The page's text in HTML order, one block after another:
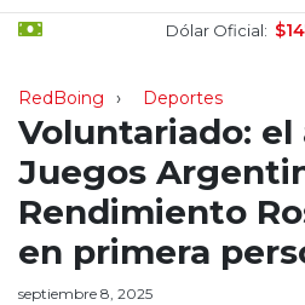
Dólar Oficial: $1470 /
RedBoing Deportes
Voluntariado: el
Juegos
Rendimiento
en primera
septiembre 8, 2025